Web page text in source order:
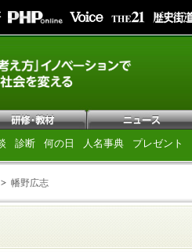
診断 何の日 人名事典 プレゼント
幡野広志